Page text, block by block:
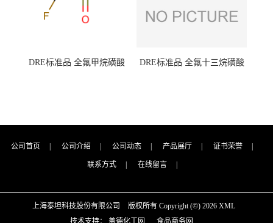
DRE标准品 全氟甲烷磺酸
DRE标准品 全氟十三烷磺酸
公司首页 公司介绍 公司动态 产品展厅 证书荣誉
联系方式 在线留言
上海泰坦科技股份有限公司 版权所有 Copyright (©) 2026 XML
技术支持： 盖德化工网 食品商务网